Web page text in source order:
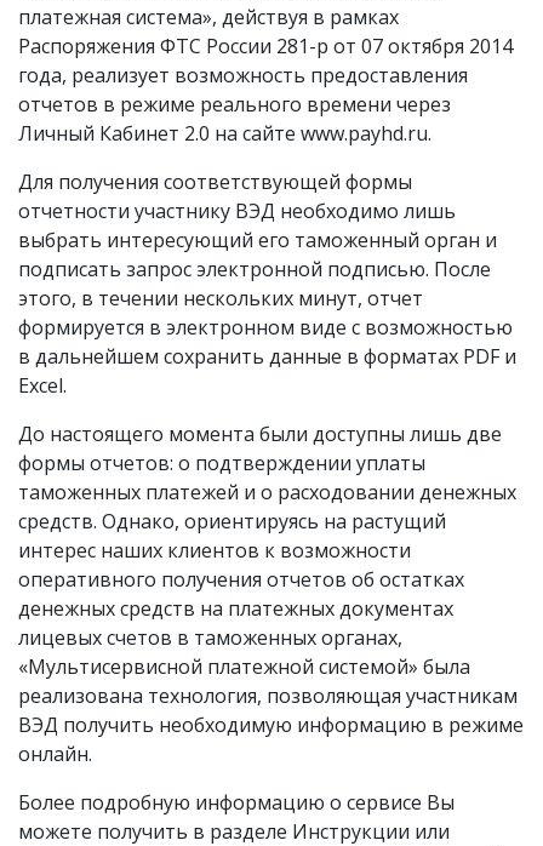
платежная система», действуя в рамках
Распоряжения ФТС России 281-р от 07 октября 2014
года, реализует возможность предоставления
отчетов в режиме реального времени через
Личный Кабинет 2.0 на сайте www.payhd.ru.
Для получения соответствующей формы
отчетности участнику ВЭД необходимо лишь
выбрать интересующий его таможенный орган и
подписать запрос электронной подписью. После
этого, в течении нескольких минут, отчет
формируется в электронном виде с возможностью
в дальнейшем сохранить данные в форматах PDF и
Excel.
До настоящего момента были доступны лишь две
формы отчетов: о подтверждении уплаты
таможенных платежей и о расходовании денежных
средств. Однако, ориентируясь на растущий
интерес наших клиентов к возможности
оперативного получения отчетов об остатках
денежных средств на платежных документах
лицевых счетов в таможенных органах,
«Мультисервисной платежной системой» была
реализована технология, позволяющая участникам
ВЭД получить необходимую информацию в режиме
онлайн.
Более подробную информацию о сервисе Вы
можете получить в разделе Инструкции или